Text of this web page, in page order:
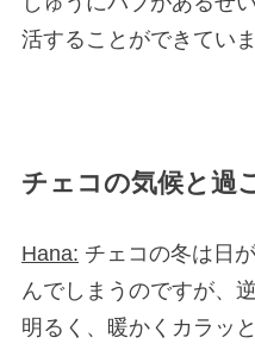
活することができていま
チェコの気候と過
Hana: チェコの冬は日
んでしまうのですが、
明るく、暖かくカラッ